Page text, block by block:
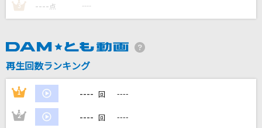
僕なんか
Mrs. GREEN APPLE
3 ---- 点 ----
再生回数ランキング
1 ---- 回 ----
2 ---- 回 ----